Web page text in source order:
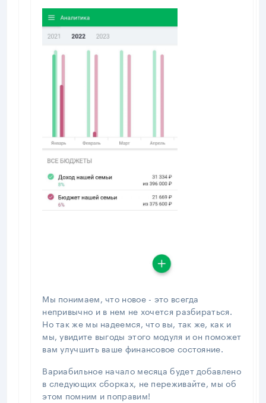
Мы понимаем, что новое - это всегда
непривычно и в нем не хочется разбираться.
Но так же мы надеемся, что вы, так же, как и
мы, увидите выгоды этого модуля и он поможет
вам улучшить ваше финансовое состояние.
Вариабильное начало месяца будет добавлено
в следующих сборках, не переживайте, мы об
этом помним и поправим!